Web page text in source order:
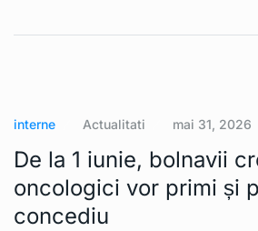
interne Actualitati mai 31, 2026
De la 1 iunie, bolnavii
oncologici vor primi și
concediu